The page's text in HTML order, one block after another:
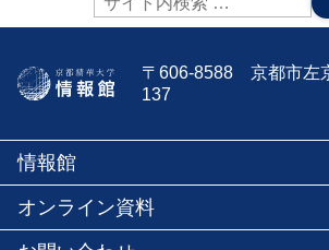
イ
ト
検
索:
〒606-8588 京都市左
137
情報館
オンライン資料